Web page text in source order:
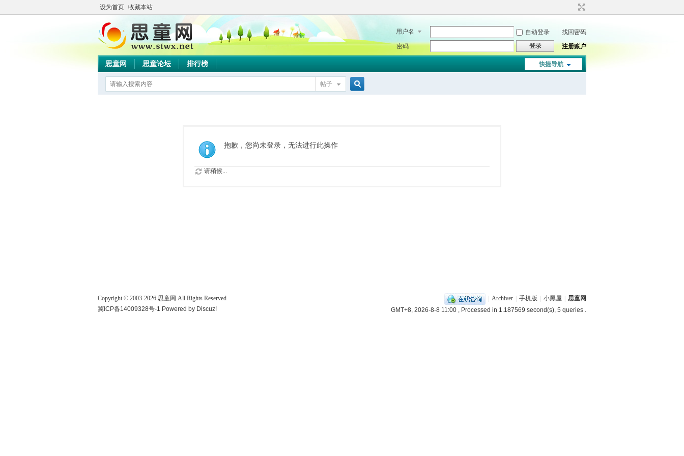
设为首页 收藏本站
用户名 自动登录
找回密码
密码
登录 注册账户
快捷导航
思童网 思童论坛 排行榜
帖子
抱歉，您尚未登录，无法进行此操作
请稍候...
Archiver 手机版 小黑屋
思童网
GMT+8, 2026-8-8 11:00 , Processed in 1.187569 second(s), 5 queries .
Copyright © 2003-2026 思童网 All Rights Reserved
冀ICP备14009328号-1 Powered by Discuz!